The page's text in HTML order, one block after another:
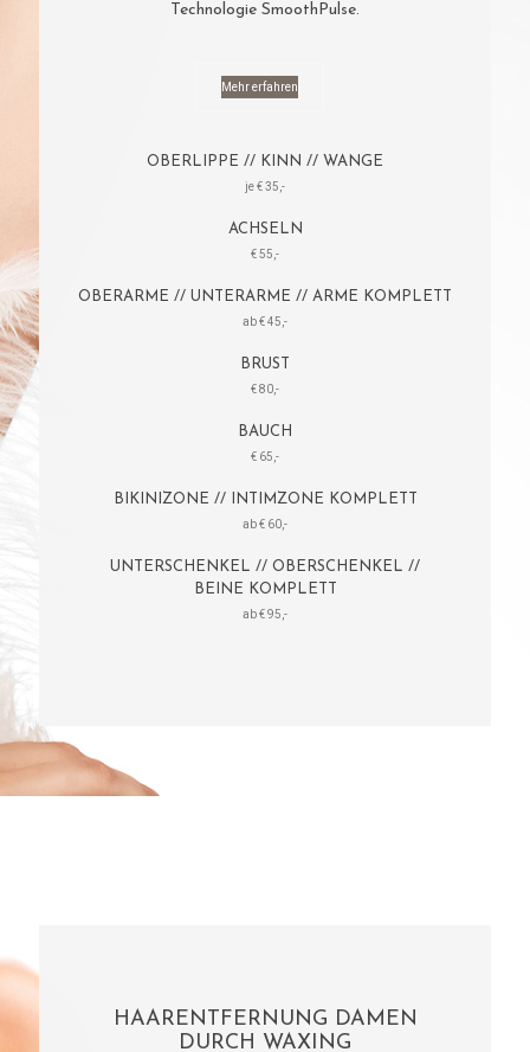
Technologie SmoothPulse.
Mehr erfahren
OBERLIPPE // KINN // WANGE
je € 35,-
ACHSELN
€ 55,-
OBERARME // UNTERARME // ARME KOMPLETT
ab € 45,-
BRUST
€ 80,-
BAUCH
€ 65,-
BIKINIZONE // INTIMZONE KOMPLETT
ab € 60,-
UNTERSCHENKEL // OBERSCHENKEL //
BEINE KOMPLETT
ab € 95,-
HAARENTFERNUNG DAMEN
DURCH WAXING